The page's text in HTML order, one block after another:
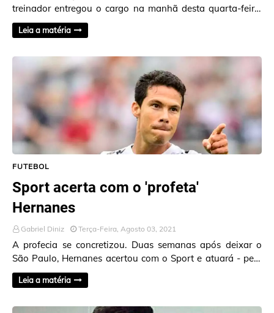
treinador entregou o cargo na manhã desta quarta-feira,
um dia após a derrota para o Cruzeiro, por…
Leia a matéria
FUTEBOL
Sport acerta com o 'profeta'
Hernanes
Gabriel Diniz Terça-Feira, Agosto 03, 2021
A profecia se concretizou. Duas semanas após deixar o
São Paulo, Hernanes acertou com o Sport e atuará - pela
primeira vez como profissional - na cid…
Leia a matéria